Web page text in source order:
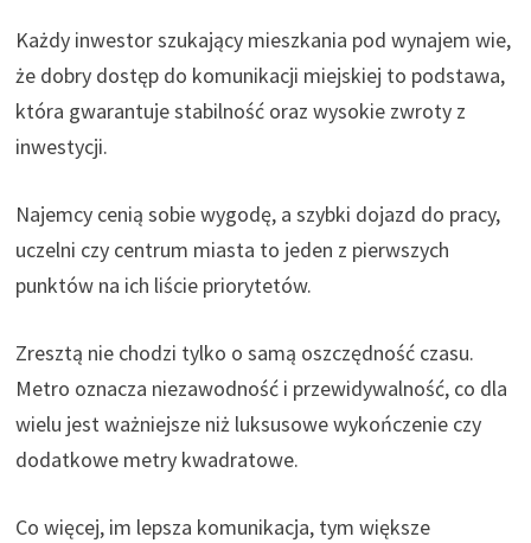
Każdy inwestor szukający mieszkania pod wynajem wie,
że dobry dostęp do komunikacji miejskiej to podstawa,
która gwarantuje stabilność oraz wysokie zwroty z
inwestycji.
Najemcy cenią sobie wygodę, a szybki dojazd do pracy,
uczelni czy centrum miasta to jeden z pierwszych
punktów na ich liście priorytetów.
Zresztą nie chodzi tylko o samą oszczędność czasu.
Metro oznacza niezawodność i przewidywalność, co dla
wielu jest ważniejsze niż luksusowe wykończenie czy
dodatkowe metry kwadratowe.
Co więcej, im lepsza komunikacja, tym większe